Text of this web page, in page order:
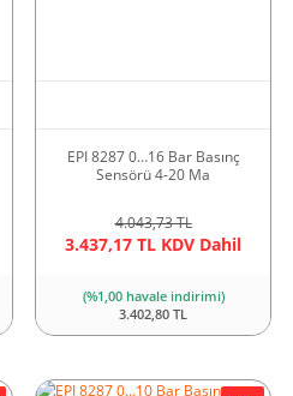
EPI 8287 0…16 Bar Basınç
Sensörü 4-20 Ma
4.043,73 TL
3.437,17 TL KDV Dahil
(%1,00 havale indirimi)
3.402,80 TL